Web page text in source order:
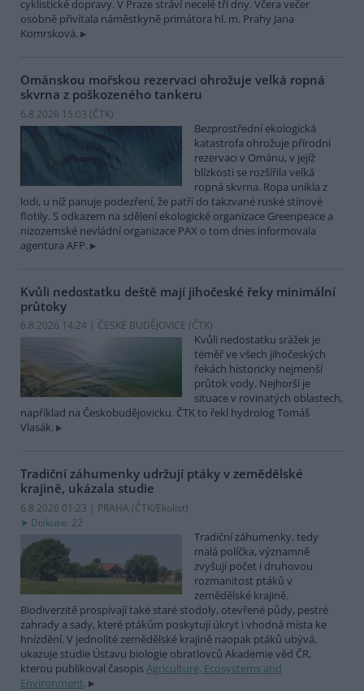
cyklistické dopravy. V Praze stráví necelé tři dny. Včera večer
osobně přivítala náměstkyně primátora hl. m. Prahy Jana
Komrsková.
Ománskou mořskou rezervaci ohrožuje velká ropná
skvrna z poškozeného tankeru
6.8.2026 15:03 (ČTK)
Bezprostřední ekologická
katastrofa ohrožuje přírodní
rezervaci v Ománu, v jejíž
blízkosti se rozšířila velká
ropná skvrna. Ropa unikla z
lodi, u níž panuje podezření, že patří do takzvané ruské stínové
flotily. S odkazem na sdělení ekologické organizace Greenpeace a
nizozemské nevládní organizace PAX o tom dnes informovala
agentura AFP.
Kvůli nedostatku deště mají jihočeské řeky minimální
průtoky
6.8.2026 14:24 | ČESKÉ BUDĚJOVICE (ČTK)
Kvůli nedostatku srážek je
téměř ve všech jihočeských
řekách historicky nejmenší
průtok vody. Nejhorší je
situace v rovinatých oblastech,
například na Českobudějovicku. ČTK to řekl hydrolog Tomáš
Vlasák.
Tradiční záhumenky udržují ptáky v zemědělské
krajině, ukázala studie
6.8.2026 01:23 | PRAHA (ČTK/Ekolist)
Diskuse: 22
Tradiční záhumenky, tedy
malá políčka, významně
zvyšují počet i druhovou
rozmanitost ptáků v
zemědělské krajině.
Biodiverzitě prospívají také staré stodoly, otevřené půdy, pestré
zahrady a sady, které ptákům poskytují úkryt i vhodná místa ke
hnízdění. V jednolité zemědělské krajině naopak ptáků ubývá,
ukazuje studie Ústavu biologie obratlovců Akademie věd ČR,
kterou publikoval časopisAgriculture, Ecosystems and
Environment.